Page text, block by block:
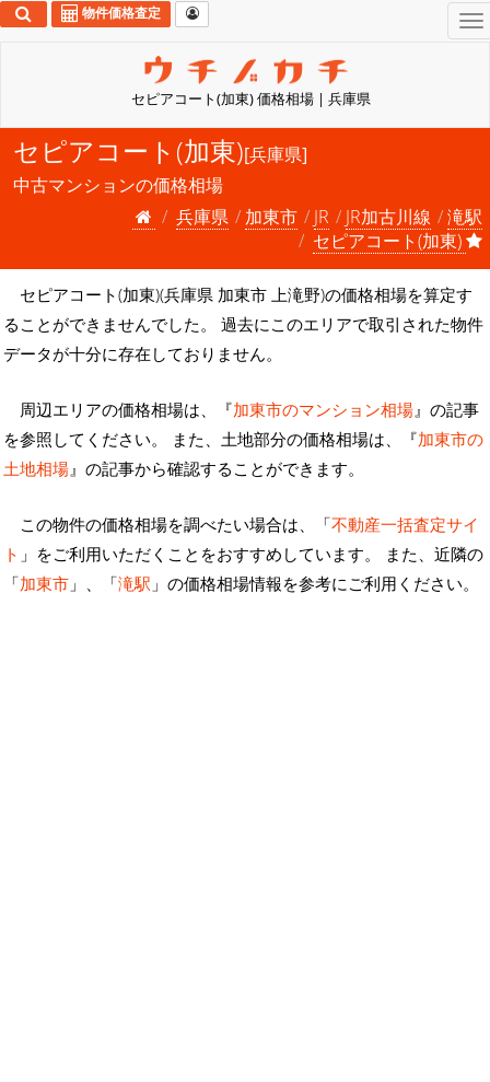
セピアコート(加東) 価格相場 | 兵庫県
物件価格査定
セピアコート(加東)[兵庫県]
中古マンションの価格相場
兵庫県
加東市 JR JR加古川線
滝駅
セピアコート(加東)
セピアコート(加東)(兵庫県 加東市 上滝野)の価格相場を算定す
ることができませんでした。 過去にこのエリアで取引された物件
データが十分に存在しておりません。
周辺エリアの価格相場は、『加東市のマンション相場』の記事
を参照してください。 また、土地部分の価格相場は、『加東市の
土地相場』の記事から確認することができます。
この物件の価格相場を調べたい場合は、「不動産一括査定サイ
ト 」をご利用いただくことをおすすめしています。 また、近隣の
「加東市 」、「滝駅 」の価格相場情報を参考にご利用ください。